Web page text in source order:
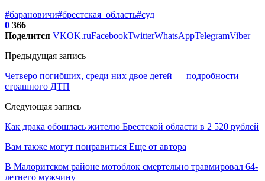
#барановичи#брестская_область#суд
0 366
Поделится VKOK.ruFacebookTwitterWhatsAppTelegramViber
Предыдущая запись
Четверо погибших, среди них двое детей — подробности
страшного ДТП
Следующая запись
Как драка обошлась жителю Брестской области в 2 520 рублей
Вам также могут понравиться Еще от автора
В Малоритском районе мотоблок смертельно травмировал 64-
летнего мужчину